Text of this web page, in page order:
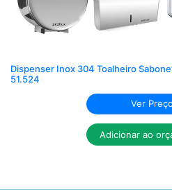
Dispenser Inox 304 Toalheiro
51.524
Ver Preço
Adicionar ao